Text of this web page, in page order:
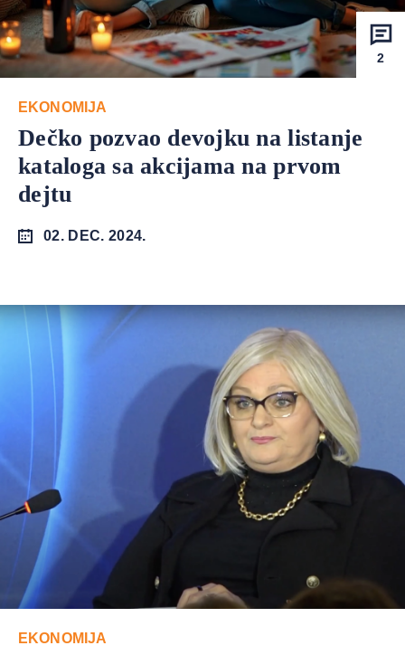
2
EKONOMIJA
Dečko pozvao devojku na listanje
kataloga sa akcijama na prvom
dejtu
02. DEC. 2024.
EKONOMIJA